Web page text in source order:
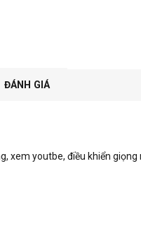
ĐÁNH GIÁ
xem youtbe, điều khiển giọng